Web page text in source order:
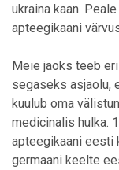
ukraina kaan.
apteegikaani
Meie jaoks teeb
segaseks asjaolu,
kuulub oma
medicinalis hulka.
apteegikaani eesti
germaani keelte